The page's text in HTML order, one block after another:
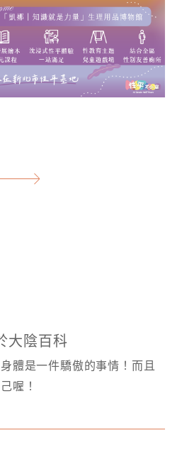
大陰百科
體是一件驕傲的事情！而且
喔！